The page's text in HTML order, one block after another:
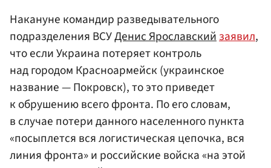
Накануне командир разведывательного
подразделения ВСУДенис Ярославскийзаявил,
что если Украина потеряет контроль
над городом Красноармейск (украинское
название — Покровск), то это приведет
к обрушению всего фронта. По его словам,
в случае потери данного населенного пункта
«посыплется вся логистическая цепочка, вся
линия фронта» и российские войска «на этой